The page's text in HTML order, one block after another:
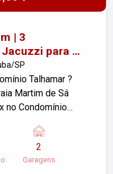
| 3
para 6
Martim de
SP
Talhamar ?
Martim de Sá
no Condomínio
Martim de Sá. O
sendo 2 suítes,
e excelente
2
Garagens